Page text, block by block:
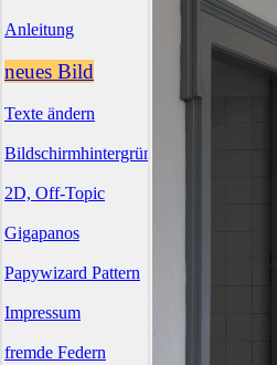
Anleitung
neues Bild
Texte ändern
Bildschirmhintergründe
2D, Off-Topic
Gigapanos
Papywizard Pattern
Impressum
fremde Federn